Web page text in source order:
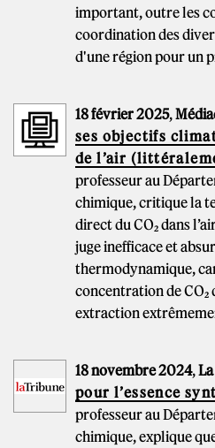
important, outre les
coordination des
d'une région pour un
18 février 2025,
ses objectifs
de l’air
professeur au
chimique, critique la
direct du CO₂ dans
juge inefficace et
thermodynamique,
concentration de CO₂
extraction
18 novembre 2024,
pour l’essence
professeur au
chimique, explique